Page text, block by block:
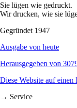
Sie lügen wie gedruckt.
Wir drucken, wie sie
Gegründet 1947
Ausgabe von heute
Herausgegeben von
Diese Website auf einen
→ Service